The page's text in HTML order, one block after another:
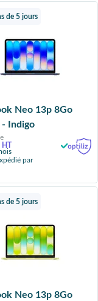
de 5 jours
Neo 13p 8Go
- Indigo
HT
par
de 5 jours
Neo 13p 8Go